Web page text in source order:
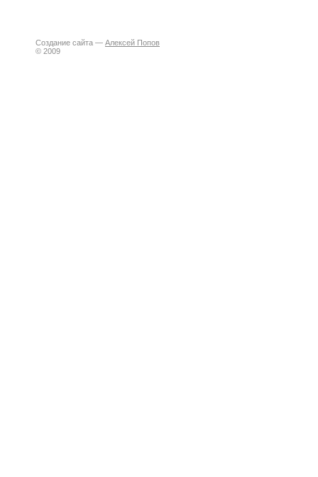
Создание сайта — Алексей Попов
© 2009